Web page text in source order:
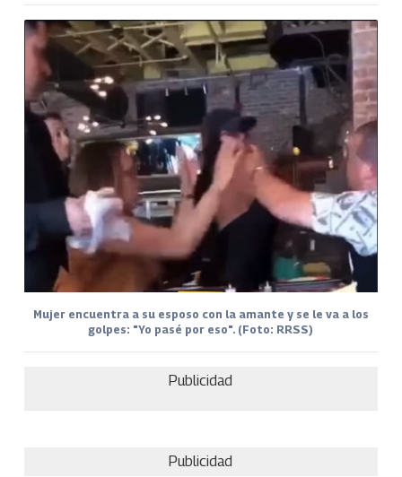
Mujer encuentra a su esposo con la amante y se le va a los
golpes: "Yo pasé por eso". (Foto: RRSS)
Publicidad
Publicidad